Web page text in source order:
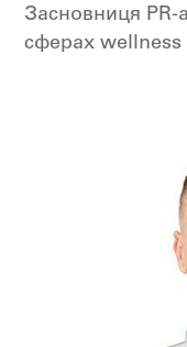
Засновниця PR-
сферах